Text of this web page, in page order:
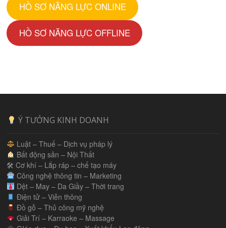
HỒ SƠ NĂNG LỰC ONLINE
HỒ SƠ NĂNG LỰC OFFLINE
Ý TƯỞNG KINH DOANH
Luật – Thuế – Dịch vụ pháp lý
Bất động sản – Nội Thất
🛠 Cơ khí – Lắp ráp – chế tạo máy
Công nghệ thông tin – Marketing
Dệt – May – Da Giầy – Thời trang
Điện tử – Viễn thông
Đồ gỗ – Thủ công mỹ nghệ
Giải Trí – Karraoke – Massage